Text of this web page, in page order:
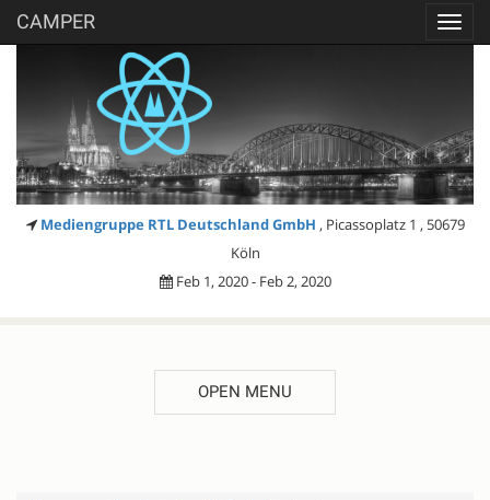
CAMPER
Mediengruppe RTL Deutschland GmbH , Picassoplatz 1 , 50679
Köln
Feb 1, 2020 - Feb 2, 2020
OPEN MENU